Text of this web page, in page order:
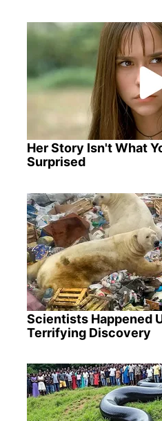
Her Story Isn't What
Surprised
Scientists Happened
Terrifying Discovery